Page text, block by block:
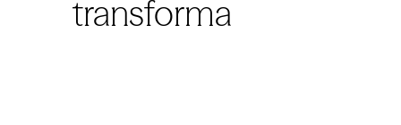
transforma